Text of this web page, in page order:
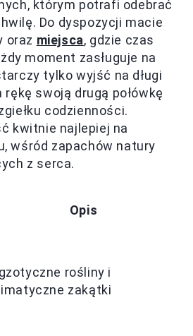
którym potrafi odebrać
Do dyspozycji macie
oraz miejsca, gdzie czas
moment zasługuje na
tylko wyjść na długi
swoją drugą połówkę
codzienności.
kwitnie najlepiej na
wśród zapachów natury
z serca.
Opis
rośliny i
zakątki